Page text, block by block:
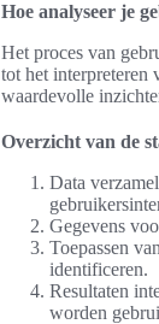
Hoe analyseer je
Het proces van
tot het interpreteren
waardevolle
Overzicht van de
Data
Gegevens
Toepassen
identificeren.
Resultaten
worden